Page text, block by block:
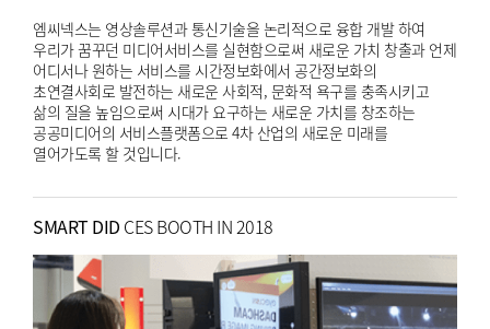
엠씨넥스는 영상솔루션과 통신기술을 논리적으로 융합 개발 하여
우리가 꿈꾸던 미디어서비스를 실현함으로써 새로운 가치 창출과 언제
어디서나 원하는 서비스를 시간정보화에서 공간정보화의
초연결사회로 발전하는 새로운 사회적, 문화적 욕구를 충족시키고
삶의 질을 높임으로써 시대가 요구하는 새로운 가치를 창조하는
공공미디어의 서비스플랫폼으로 4차 산업의 새로운 미래를
열어가도록 할 것입니다.
SMART DID CES BOOTH IN 2018